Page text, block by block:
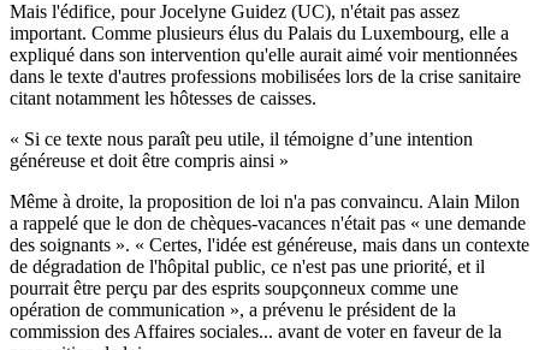
Mais l'édifice, pour Jocelyne Guidez (UC), n'était pas assez
important. Comme plusieurs élus du Palais du Luxembourg, elle a
expliqué dans son intervention qu'elle aurait aimé voir mentionnées
dans le texte d'autres professions mobilisées lors de la crise sanitaire
citant notamment les hôtesses de caisses.
« Si ce texte nous paraît peu utile, il témoigne d’une intention
généreuse et doit être compris ainsi »
Même à droite, la proposition de loi n'a pas convaincu. Alain Milon
a rappelé que le don de chèques-vacances n'était pas « une demande
des soignants ». « Certes, l'idée est généreuse, mais dans un contexte
de dégradation de l'hôpital public, ce n'est pas une priorité, et il
pourrait être perçu par des esprits soupçonneux comme une
opération de communication », a prévenu le président de la
commission des Affaires sociales... avant de voter en faveur de la